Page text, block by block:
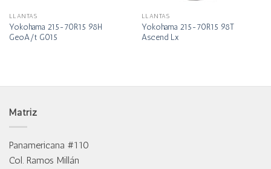
LLANTAS
Yokohama 215-70R15 98H
GeoA/t G015
LLANTAS
Yokohama 215-70R15 98T
Ascend Lx
Matriz
Panamericana #110
Col. Ramos Millán